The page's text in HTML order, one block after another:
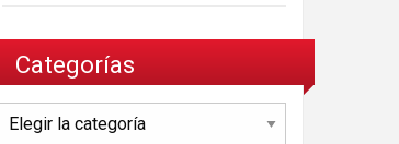
Categorías
Categorías